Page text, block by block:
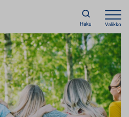
Haku Valikko